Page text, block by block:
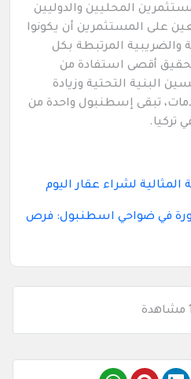
المحليين والدوليين
على المستثمرين أن يكونوا
والضريبية المرتبطة بكل
أقصى استفادة من
البنية التحتية وزيادة
تبقى إسطنبول واحدة من
تركيا.
في ضواحي اسطنبول: فرص